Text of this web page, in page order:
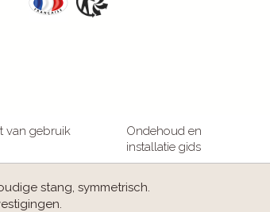
van gebruik
Ondehoud en
installatie gids
stang, symmetrisch.